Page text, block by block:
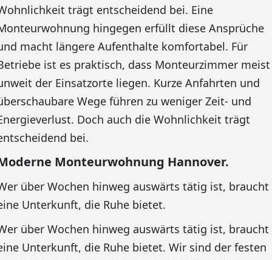
trägt entscheidend bei. Eine
hingegen erfüllt diese Ansprüche
macht längere Aufenthalte komfortabel. Für
ist es praktisch, dass Monteurzimmer meist
der Einsatzorte liegen. Kurze Anfahrten und
Wege führen zu weniger Zeit- und
Doch auch die Wohnlichkeit trägt
bei.
Monteurwohnung Hannover.
über Wochen hinweg auswärts tätig ist, braucht
Unterkunft, die Ruhe bietet.
über Wochen hinweg auswärts tätig ist, braucht
Unterkunft, die Ruhe bietet. Wir sind der festen